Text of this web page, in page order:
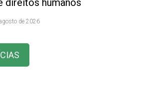
direitos humanos
de 2026